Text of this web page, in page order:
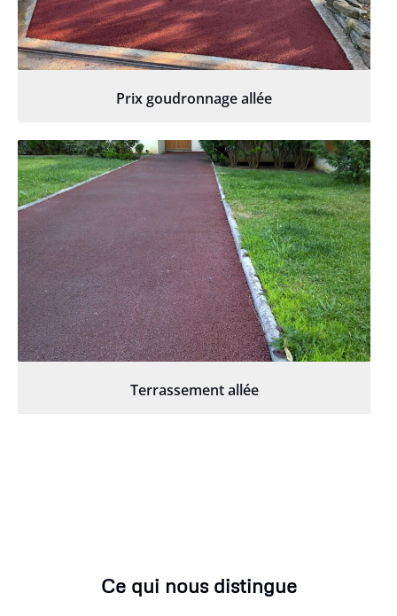
Prix goudronnage allée
Terrassement allée
Ce qui nous distingue